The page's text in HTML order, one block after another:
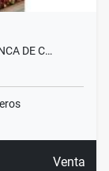
DE C…
Venta